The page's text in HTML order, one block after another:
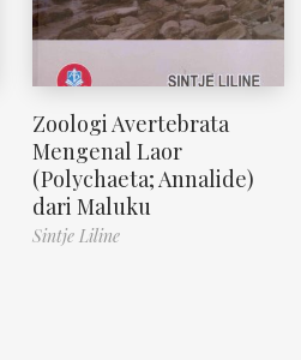
Zoologi Avertebrata
Mengenal Laor
(Polychaeta; Annalide)
dari Maluku
Sintje Liline